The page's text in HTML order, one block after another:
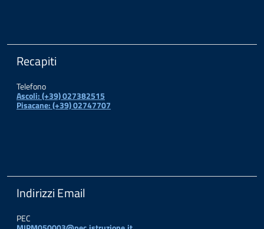
Recapiti
Telefono
Ascoli: (+39) 027382515
Pisacane: (+39) 02747707
Indirizzi Email
PEC